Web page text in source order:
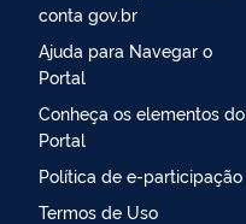
conta gov.br
Ajuda para Navegar o
Portal
Conheça os elementos do
Portal
Política de e-participação
Termos de Uso